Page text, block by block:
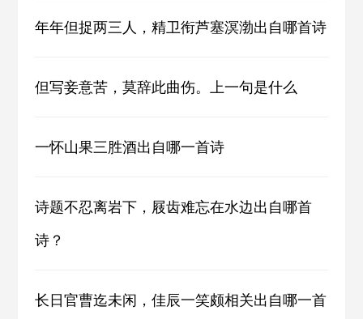
年年但捉两三人，精卫衔芦塞溟渤出自哪首诗
但写妾意苦，莫辞此曲伤。上一句是什么
一怀山果三胜酒出自哪一首诗
诗题不忍离岩下，屐齿难忘在水边出自哪首
诗？
长日官曹迄未闲，佳辰一笑颇相关出自哪一首